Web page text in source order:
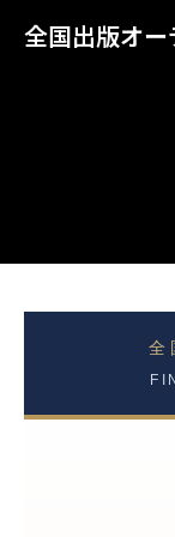
全国出版オ
全